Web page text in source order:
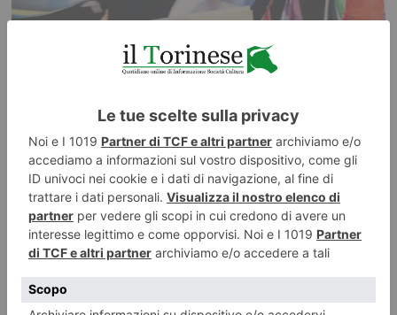
Tutti i gusti del mondo a Terra Madre Salone del Gusto Tra
poco più di un mese a Torino